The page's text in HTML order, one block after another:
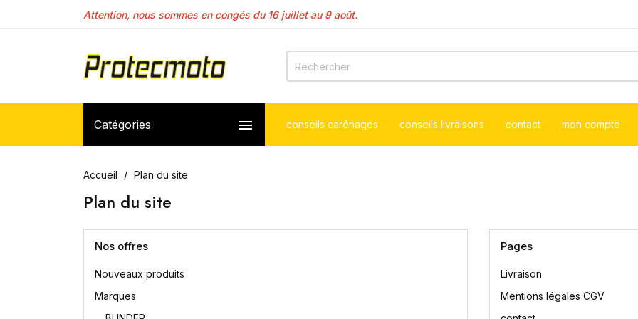
Attention, nous sommes en congés du 16 juillet au 9 août.
Catégories  conseils carénages conseils livraisons contact mon compte
Accueil Plan du site
Plan du site
Nos offres
Nouveaux produits
Marques
Pages
Livraison
Mentions légales CGV